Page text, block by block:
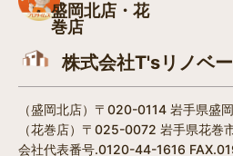
盛岡北店・花
巻店
株式会社T'sリノベ
（盛岡北店）〒020-0114 岩手県盛
（花巻店）〒025-0072 岩手県花巻
会社代表番号.0120-44-1616